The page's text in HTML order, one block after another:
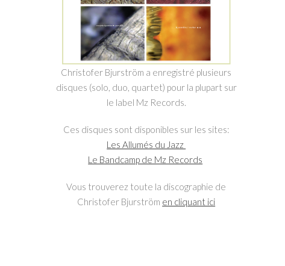
Christofer Bjurström a enregistré plusieurs
disques (solo, duo, quartet) pour la plupart sur
le label Mz Records.
Ces disques sont disponibles sur les sites:
Les Allumés du Jazz
Le Bandcamp de Mz Records
Vous trouverez toute la discographie de
Christofer Bjurström en cliquant ici